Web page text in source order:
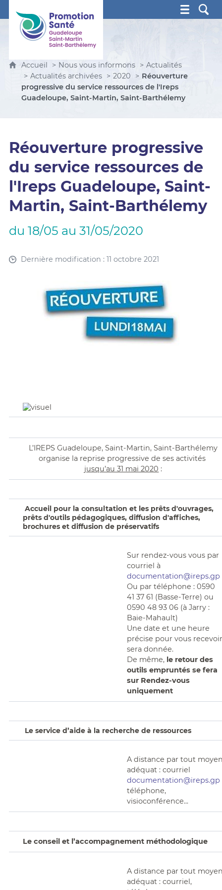
Promotion Santé Guadeloupe, Saint-Martin, Saint
Accueil Nous vous informons
Actualités
Actualités archivées
2020
Réouverture
progressive du service ressources de l'Ireps
Guadeloupe, Saint-Martin, Saint-Barthélemy
Réouverture progressive
du service ressources de
l'Ireps Guadeloupe, Saint-
Martin, Saint-Barthélemy
du 18/05 au 31/05/2020
Dernière modification : 11 octobre 2021
L’IREPS Guadeloupe, Saint-Martin, Saint-Barthélemy
organise la reprise progressive de ses activités
jusqu’au 31 mai 2020 :
Accueil pour la consultation et les prêts d'ouvrages,
prêts d'outils pédagogiques, diffusion d'affiches,
brochures et diffusion de préservatifs
Sur rendez-vous vous par
courriel à
documentation@ireps.gp
Ou par téléphone : 0590
41 37 61 (Basse-Terre) ou
0590 48 93 06 (à Jarry :
Baie-Mahault)
Une date et une heure
précise pour vous recevoir
sera donnée.
De même, le retour des
outils empruntés se fera
sur Rendez-vous
uniquement
Le service d’aide à la recherche de ressources
A distance par tout
adéquat : courriel
documentation@ireps.gp
téléphone,
visioconférence...
Le conseil et l’accompagnement méthodologique
A distance par tout
adéquat : courriel,